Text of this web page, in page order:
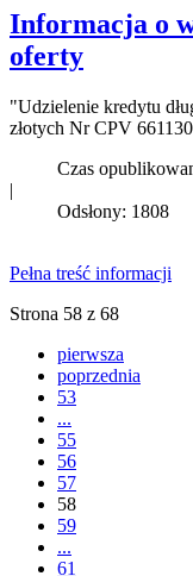
Informacja o
oferty
"Udzielenie kredytu
złotych Nr CPV
Czas
|
Odsłony: 1808
Pełna treść informacji
Strona 58 z 68
pierwsza
poprzednia
53
...
55
56
57
58
59
...
61